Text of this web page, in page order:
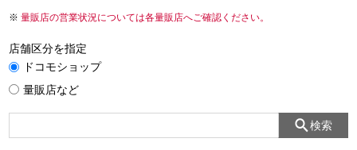
量販店の営業状況については各量販店へご確認ください。
店舗区分を指定
ドコモショップ
量販店など
検索